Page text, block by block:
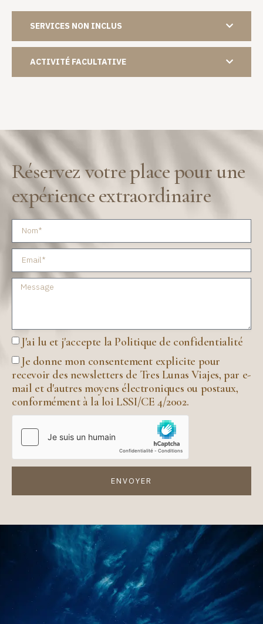
SERVICES NON INCLUS
ACTIVITÉ FACULTATIVE
Réservez votre place pour une
expérience extraordinaire
J'ai lu et j'accepte la Politique de confidentialité
Je donne mon consentement explicite pour
recevoir des newsletters de Tres Lunas Viajes, par e-
mail et d'autres moyens électroniques ou postaux,
conformément à la loi LSSI/CE 4/2002.
ENVOYER